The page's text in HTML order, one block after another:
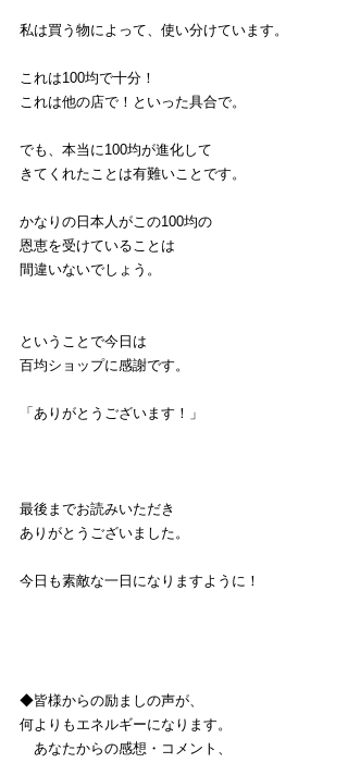
私は買う物によって、使い分けています。
これは100均で十分！
これは他の店で！といった具合で。
でも、本当に100均が進化して
きてくれたことは有難いことです。
かなりの日本人がこの100均の
恩恵を受けていることは
間違いないでしょう。
ということで今日は
百均ショップに感謝です。
「ありがとうございます！」
最後までお読みいただき
ありがとうございました。
今日も素敵な一日になりますように！
◆皆様からの励ましの声が、
何よりもエネルギーになります。
あなたからの感想・コメント、